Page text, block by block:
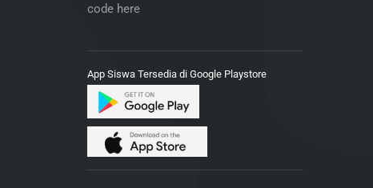
code here
App Siswa Tersedia di Google Playstore